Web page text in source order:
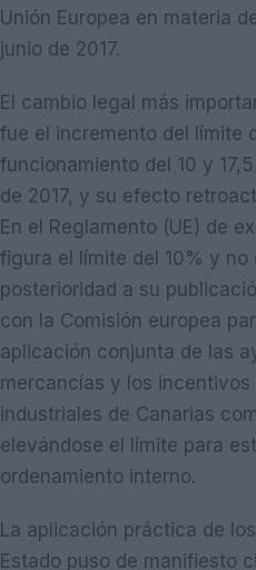
Unión Europea en materia
junio de 2017.
El cambio legal más
fue el incremento del límite
funcionamiento del 10 y
de 2017, y su efecto
En el Reglamento (UE) de
figura el límite del 10% y no
posterioridad a su
con la Comisión europea
aplicación conjunta de las
mercancías y los incentivos
industriales de Canarias
elevándose el límite para
ordenamiento interno.
La aplicación práctica de
Estado puso de manifiesto